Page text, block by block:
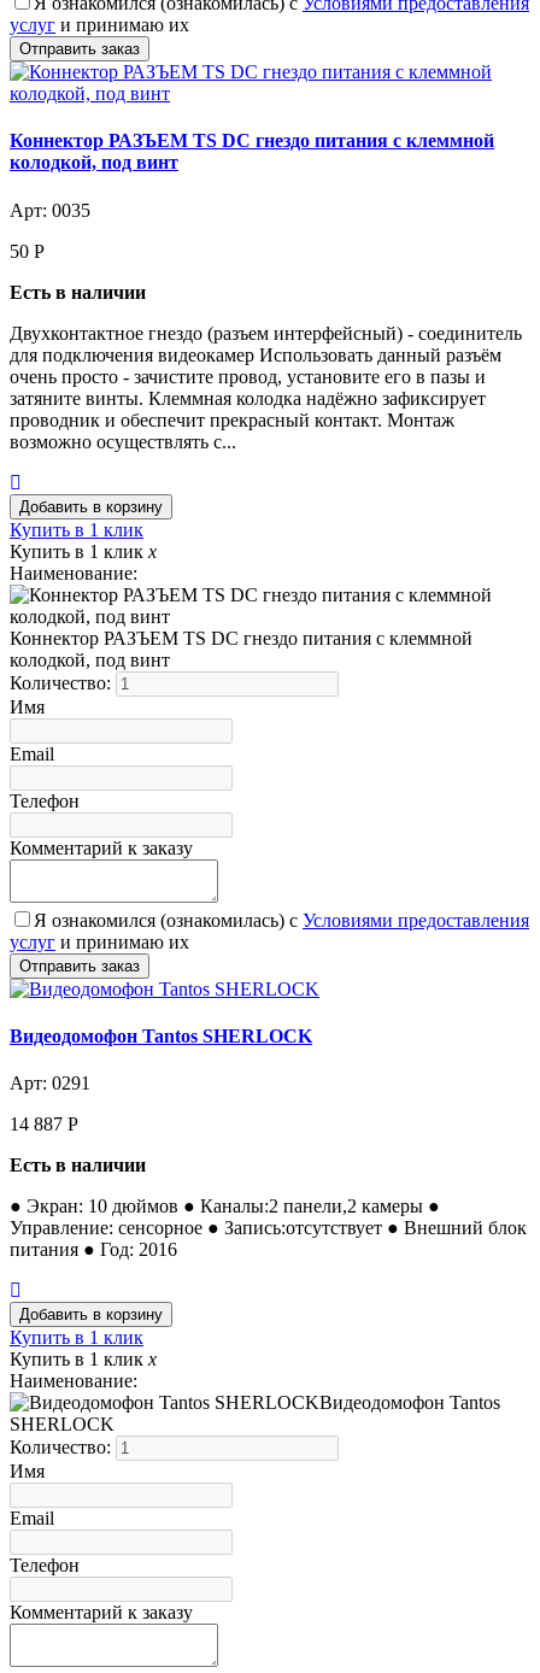
услуг и принимаю их
Коннектор РАЗЪЕМ TS DC гнездо питания с клеммной
колодкой, под винт
Арт: 0035
50 Р
Есть в наличии
Двухконтактное гнездо (разъем интерфейсный) - соединитель
для подключения видеокамер Использовать данный разъём
очень просто - зачистите провод, установите его в пазы и
затяните винты. Клеммная колодка надёжно зафиксирует
проводник и обеспечит прекрасный контакт. Монтаж
возможно осуществлять с...
Купить в 1 клик
Купить в 1 клик x
Наименование:
Коннектор РАЗЪЕМ TS DC гнездо питания с клеммной
колодкой, под винт
Количество:
Имя
Email
Телефон
Комментарий к заказу
Я ознакомился (ознакомилась) с Условиями предоставления
услуг и принимаю их
Видеодомофон Tantos SHERLOCK
Арт: 0291
14 887 Р
Есть в наличии
● Экран: 10 дюймов ● Каналы:2 панели,2 камеры ●
Управление: сенсорное ● Запись:отсутствует ● Внешний блок
питания ● Год: 2016
Купить в 1 клик
Купить в 1 клик x
Наименование:
Видеодомофон Tantos
SHERLOCK
Количество:
Имя
Email
Телефон
Комментарий к заказу